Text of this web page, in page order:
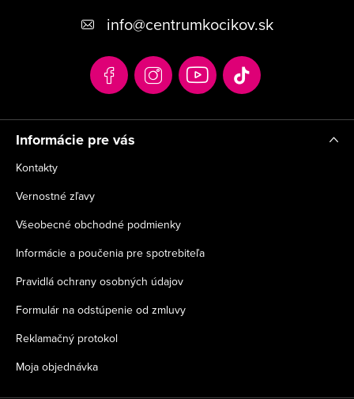
e
info@centrumkocikov.sk
Informácie pre vás
Kontakty
Vernostné zľavy
Všeobecné obchodné podmienky
Informácie a poučenia pre spotrebiteľa
Pravidlá ochrany osobných údajov
Formulár na odstúpenie od zmluvy
Reklamačný protokol
Moja objednávka